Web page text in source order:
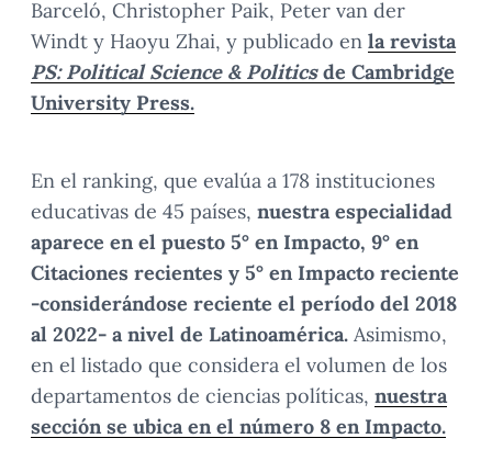
Barceló, Christopher Paik, Peter van der
Windt y Haoyu Zhai, y publicado en la revista
PS: Political Science & Politicsde Cambridge
University Press.
En el ranking, que evalúa a 178 instituciones
educativas de 45 países, nuestra especialidad
aparece en el puesto 5° en Impacto, 9° en
Citaciones recientes y 5° en Impacto reciente
-considerándose reciente el período del 2018
al 2022- a nivel de Latinoamérica. Asimismo,
en el listado que considera el volumen de los
departamentos de ciencias políticas, nuestra
sección se ubica en el número 8 en Impacto.